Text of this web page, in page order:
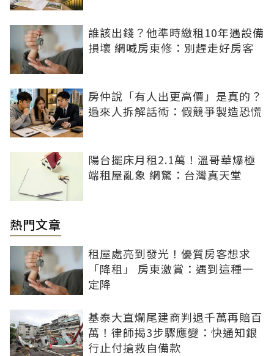
誰該出錢？他準時繳租10年遇設備
損壞 網喊房東修：別趕走好房客
房仲說「有人出更高價」是真的？
過來人拆解話術：假競爭製造恐慌
陽台擺床月租2.1萬！溫哥華爆極
端租屋亂象 網驚：台灣真天堂
熱門文章
租屋處亮到發光！優質房客想求
「降租」 房東激賞：遇到這種一
定降
基泰大直爛尾建商判退千萬再賠百
萬！律師揭3步驟應變：快通知銀
行止付搶救自備款